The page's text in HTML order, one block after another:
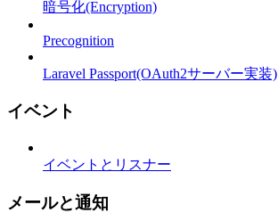
暗号化(Encryption)
Precognition
Laravel Passport(OAuth2サーバー実装)
イベント
イベントとリスナー
メールと通知